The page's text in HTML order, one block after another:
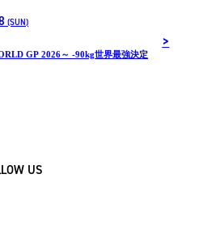
(SUN)
GP 2026～ -90kg世界最強決定
US